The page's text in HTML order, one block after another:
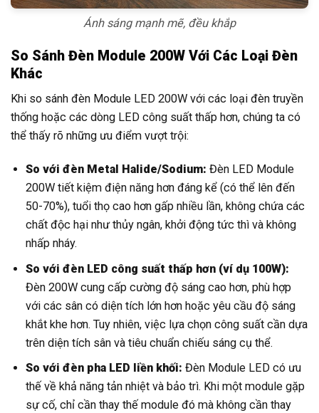
Ánh sáng mạnh mẽ, đều khắp
So Sánh Đèn Module 200W Với Các Loại Đèn
Khác
Khi so sánh đèn Module LED 200W với các loại đèn truyền
thống hoặc các dòng LED công suất thấp hơn, chúng ta có
thể thấy rõ những ưu điểm vượt trội:
So với đèn Metal Halide/Sodium: Đèn LED Module
200W tiết kiệm điện năng hơn đáng kể (có thể lên đến
50-70%), tuổi thọ cao hơn gấp nhiều lần, không chứa các
chất độc hại như thủy ngân, khởi động tức thì và không
nhấp nháy.
So với đèn LED công suất thấp hơn (ví dụ 100W):
Đèn 200W cung cấp cường độ sáng cao hơn, phù hợp
với các sân có diện tích lớn hơn hoặc yêu cầu độ sáng
khắt khe hơn. Tuy nhiên, việc lựa chọn công suất cần dựa
trên diện tích sân và tiêu chuẩn chiếu sáng cụ thể.
So với đèn pha LED liền khối: Đèn Module LED có ưu
thế về khả năng tản nhiệt và bảo trì. Khi một module gặp
sự cố, chỉ cần thay thế module đó mà không cần thay